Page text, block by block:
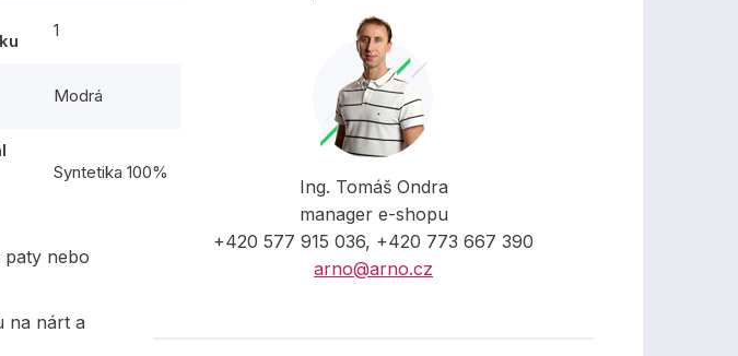
1
Modrá
Syntetika 100%
paty nebo
na nárt a
Ing. Tomáš Ondra
manager e-shopu
+420 577 915 036, +420 773 667 390
arno@arno.cz